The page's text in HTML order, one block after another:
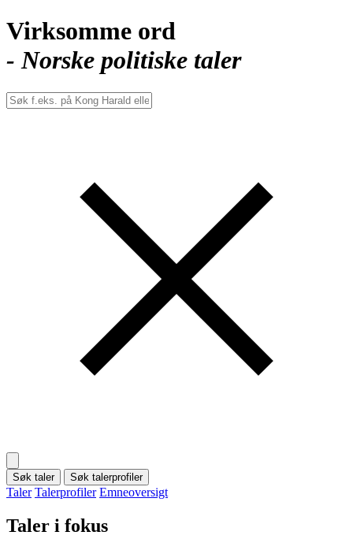
Virksomme ord
- Norske politiske taler
Søk taler Søk talerprofiler
Taler Talerprofiler Emneoversigt
Taler i fokus